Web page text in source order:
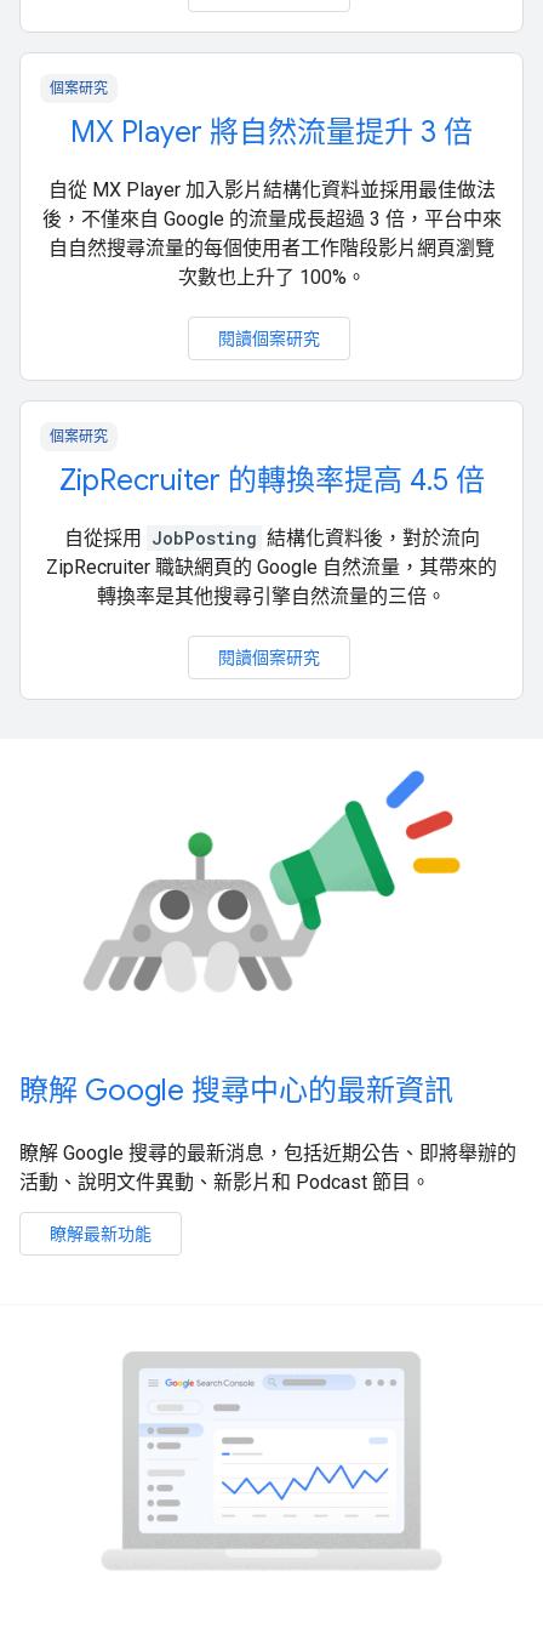
個案研究
MX Player 將自然流量提升 3 倍
自從 MX Player 加入影片結構化資料並採用最佳做法
後，不僅來自 Google 的流量成長超過 3 倍，平台中來
自自然搜尋流量的每個使用者工作階段影片網頁瀏覽
次數也上升了 100%。
閱讀個案研究
個案研究
ZipRecruiter 的轉換率提高 4.5 倍
自從採用 JobPosting 結構化資料後，對於流向
ZipRecruiter 職缺網頁的 Google 自然流量，其帶來的
轉換率是其他搜尋引擎自然流量的三倍。
閱讀個案研究
瞭解 Google 搜尋中心的最新資訊
瞭解 Google 搜尋的最新消息，包括近期公告、即將舉辦的
活動、說明文件異動、新影片和 Podcast 節目。
瞭解最新功能